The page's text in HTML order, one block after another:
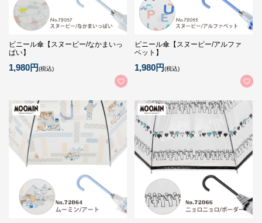
ビニール傘【スヌーピー/なかまいっ
ぱい】
1,980円(税込)
ビニール傘【スヌーピー/アルファ
ベット】
1,980円(税込)